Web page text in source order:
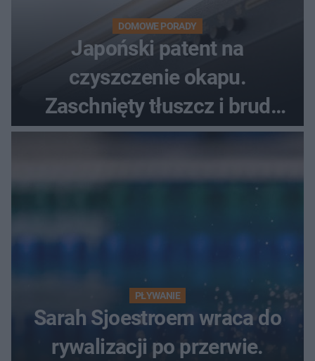
DOMOWE PORADY
Japoński patent na
czyszczenie okapu.
Zaschnięty tłuszcz i brud
znikną bez szorowania
PŁYWANIE
Sarah Sjoestroem wraca do
rywalizacji po przerwie.